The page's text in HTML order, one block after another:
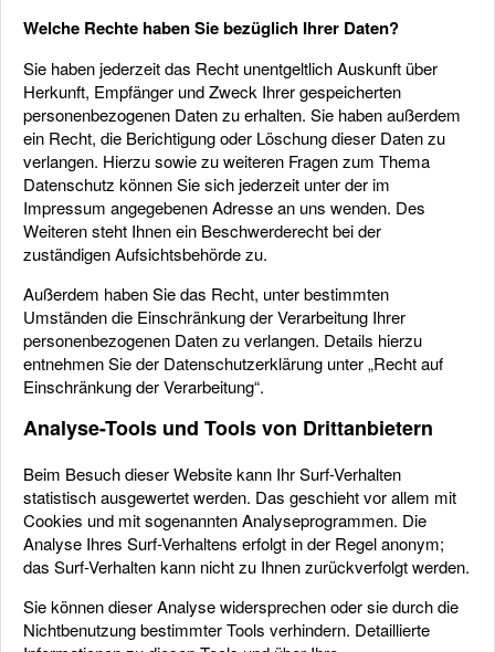
Welche Rechte haben Sie bezüglich Ihrer Daten?
Sie haben jederzeit das Recht unentgeltlich Auskunft über
Herkunft, Empfänger und Zweck Ihrer gespeicherten
personenbezogenen Daten zu erhalten. Sie haben außerdem
ein Recht, die Berichtigung oder Löschung dieser Daten zu
verlangen. Hierzu sowie zu weiteren Fragen zum Thema
Datenschutz können Sie sich jederzeit unter der im
Impressum angegebenen Adresse an uns wenden. Des
Weiteren steht Ihnen ein Beschwerderecht bei der
zuständigen Aufsichtsbehörde zu.
Außerdem haben Sie das Recht, unter bestimmten
Umständen die Einschränkung der Verarbeitung Ihrer
personenbezogenen Daten zu verlangen. Details hierzu
entnehmen Sie der Datenschutzerklärung unter „Recht auf
Einschränkung der Verarbeitung“.
Analyse-Tools und Tools von Drittanbietern
Beim Besuch dieser Website kann Ihr Surf-Verhalten
statistisch ausgewertet werden. Das geschieht vor allem mit
Cookies und mit sogenannten Analyseprogrammen. Die
Analyse Ihres Surf-Verhaltens erfolgt in der Regel anonym;
das Surf-Verhalten kann nicht zu Ihnen zurückverfolgt werden.
Sie können dieser Analyse widersprechen oder sie durch die
Nichtbenutzung bestimmter Tools verhindern. Detaillierte